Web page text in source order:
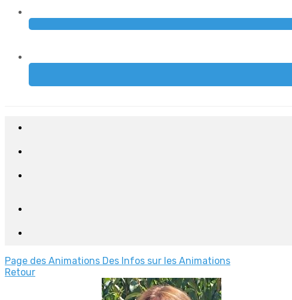
Page des Animations Des Infos sur les Animations
Retour